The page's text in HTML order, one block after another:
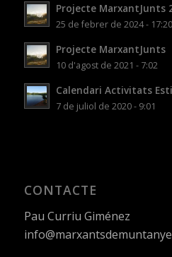
Projecte MarxantJunts
25 de febrer de 2024 - 17:20
Projecte MarxantJunts
10 d'agost de 2021 - 7:02
Calendari Activitats
7 de juliol de 2020 - 9:01
CONTACTE
Pau Curriu Giménez